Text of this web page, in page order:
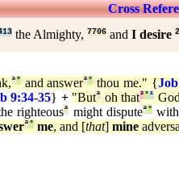
Cross
the Almighty, 7706 and I desire
ª° and answerª° thou me." {
9:34-35} + "Butª oh that²°¹ God
righteousª might disputeª°with
ª° me, and [that] mine